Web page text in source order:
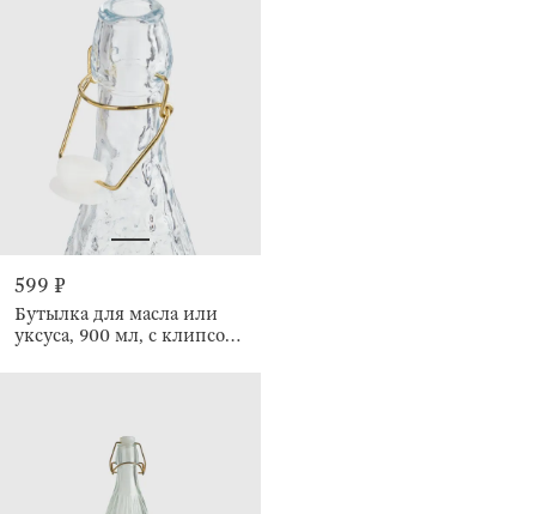
599 ₽
Бутылка для масла или
уксуса, 900 мл, с клипсой,